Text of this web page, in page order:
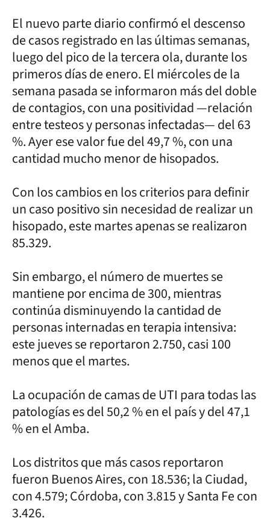
El nuevo parte diario confirmó el descenso
de casos registrado en las últimas semanas,
luego del pico de la tercera ola, durante los
primeros días de enero. El miércoles de la
semana pasada se informaron más del doble
de contagios, con una positividad —relación
entre testeos y personas infectadas— del 63
%. Ayer ese valor fue del 49,7 %, con una
cantidad mucho menor de hisopados.
Con los cambios en los criterios para definir
un caso positivo sin necesidad de realizar un
hisopado, este martes apenas se realizaron
85.329.
Sin embargo, el número de muertes se
mantiene por encima de 300, mientras
continúa disminuyendo la cantidad de
personas internadas en terapia intensiva:
este jueves se reportaron 2.750, casi 100
menos que el martes.
La ocupación de camas de UTI para todas las
patologías es del 50,2 % en el país y del 47,1
% en el Amba.
Los distritos que más casos reportaron
fueron Buenos Aires, con 18.536; la Ciudad,
con 4.579; Córdoba, con 3.815 y Santa Fe con
3.426.